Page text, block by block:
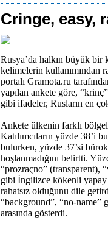
Cringe, easy,
Rusya’da halkın büyük bir
kelimelerin kullanımından
portalı Gramota.ru
yapılan ankete göre,
gibi ifadeler, Rusların en
Ankete ülkenin farklı
Katılımcıların yüzde 38’i
bulurken, yüzde 37’si
hoşlanmadığını belirtti.
“prozraçno” (transparent),
gibi İngilizce kökenli yapay
rahatsız olduğunu dile
“background”, “no-name”
arasında gösterdi.